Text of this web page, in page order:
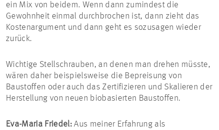
ein Mix von beidem. Wenn dann zumindest die
Gewohnheit einmal durchbrochen ist, dann zieht das
Kostenargument und dann geht es sozusagen wieder
zurück.
Wichtige Stellschrauben, an denen man drehen müsste,
wären daher beispielsweise die Bepreisung von
Baustoffen oder auch das Zertifizieren und Skalieren der
Herstellung von neuen biobasierten Baustoffen.
Eva-Maria Friedel:Aus meiner Erfahrung als